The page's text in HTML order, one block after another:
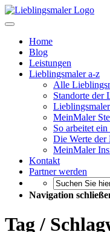
Home
Blog
Leistungen
Lieblingsmaler a-z
Alle
Standorte der
MeinMaler
So arbeitet
Die Werte
MeinMaler
Kontakt
Partner werden
Navigation
Tag /